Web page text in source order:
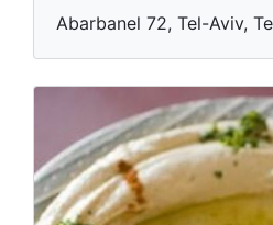
Landwer cafe
Веганская,
Abarbanel 72, Tel-Aviv,